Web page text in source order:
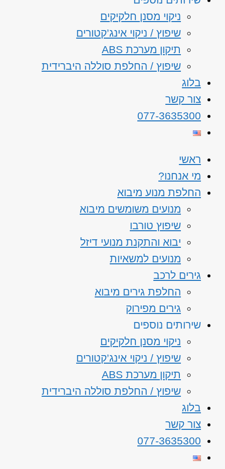
ניקוי מסנן חלקיקים
שיפוץ / ניקוי אינג’קטורים
תיקון מערכת ABS
שיפוץ / החלפת סוללה היברידית
בלוג
צור קשר
077-3635300
ראשי
מי אנחנו?
החלפת מנוע מיבוא
מנועים משומשים מיבוא
שיפוץ טורבו
יבוא והתקנת מנועי דיזל
מנועים למשאיות
גירים לרכב
החלפת גירים מיבוא
גירים מפירוק
שירותים נוספים
ניקוי מסנן חלקיקים
שיפוץ / ניקוי אינג’קטורים
תיקון מערכת ABS
שיפוץ / החלפת סוללה היברידית
בלוג
צור קשר
077-3635300